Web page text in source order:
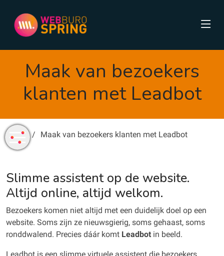
Maak van bezoekers
klanten met Leadbot
Home Maak van bezoekers klanten met Leadbot
Slimme assistent op de website.
Altijd online, altijd welkom.
Bezoekers komen niet altijd met een duidelijk doel op een
website. Soms zijn ze nieuwsgierig, soms gehaast, soms
ronddwalend. Precies dáár komt Leadbot in beeld.